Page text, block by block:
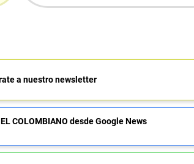
a nuestro newsletter
COLOMBIANO desde Google News